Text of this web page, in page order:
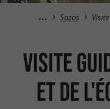
Sazos
Visite
et de